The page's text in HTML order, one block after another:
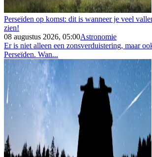
Perseïden op komst: dit is wanneer je veel
zien!
08 augustus 2026, 05:00Astronomie
Er is niet alleen een zonsverduistering, maar
Perseïden. Wan...